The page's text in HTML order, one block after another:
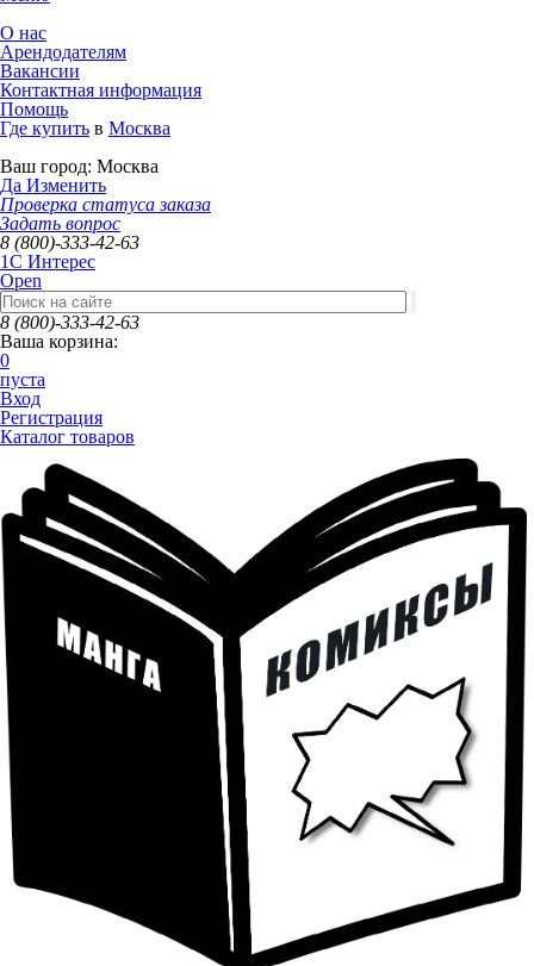
О нас
Арендодателям
Вакансии
Контактная информация
Помощь
Где купить в Москва
Ваш город: Москва
Да Изменить
Проверка статуса заказа
Задать вопрос
8 (800)-333-42-63
1C Интерес
Open
8 (800)-333-42-63
Ваша корзина:
0
пуста
Вход
Регистрация
Каталог товаров